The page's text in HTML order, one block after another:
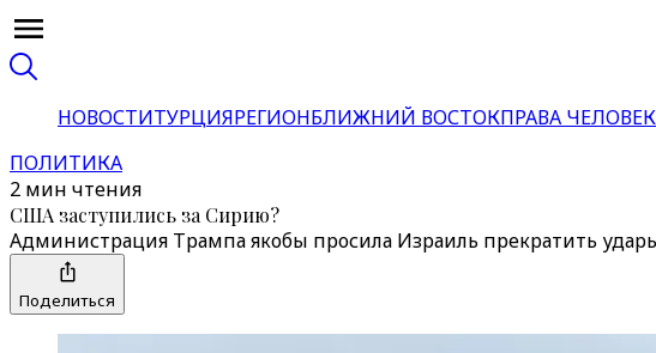
НОВОСТИТУРЦИЯРЕГИОНБЛИЖНИЙ ВОСТОКПРАВА
ПОЛИТИКА
2 мин чтения
США заступились за Сирию?
Администрация Трампа якобы просила Израиль прекратить
Поделиться